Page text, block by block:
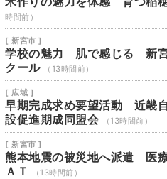
時間前）
[ 新宮市 ]
学校の魅力 肌で感じる 新宮
クール
（13時間前）
[ 広域 ]
早期完成求め要望活動 近畿
設促進期成同盟会
（13時間前）
[ 新宮市 ]
熊本地震の被災地へ派遣 医
ＡＴ
（13時間前）